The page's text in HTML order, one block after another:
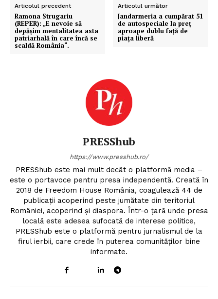
Articolul precedent
Ramona Strugariu
(REPER): „E nevoie să
depășim mentalitatea asta
patriarhală în care încă se
scaldă România“.
Articolul următor
Jandarmeria a cumpărat 51
de autospeciale la preț
aproape dublu față de
piața liberă
PRESShub
https://www.presshub.ro/
PRESShub este mai mult decât o platformă media –
este o portavoce pentru presa independentă. Creată în
2018 de Freedom House România, coagulează 44 de
publicații acoperind peste jumătate din teritoriul
României, acoperind și diaspora. Într-o țară unde presa
locală este adesea sufocată de interese politice,
PRESShub este o platformă pentru jurnalismul de la
firul ierbii, care crede în puterea comunităților bine
informate.